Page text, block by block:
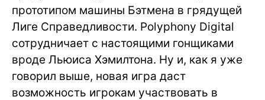
прототипом машины Бэтмена в грядущей
Лиге Справедливости. Polyphony Digital
сотрудничает с настоящими гонщиками
вроде Льюиса Хэмилтона. Ну и, как я уже
говорил выше, новая игра даст
возможность игрокам участвовать в